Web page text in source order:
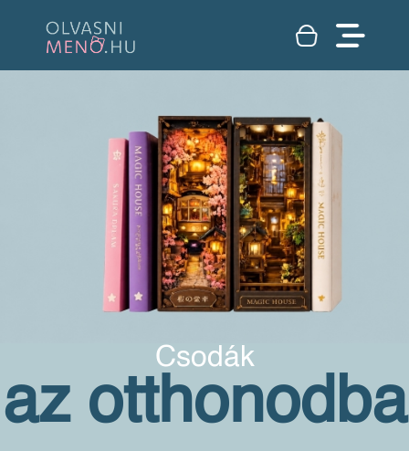
Csodák
az otthonodba